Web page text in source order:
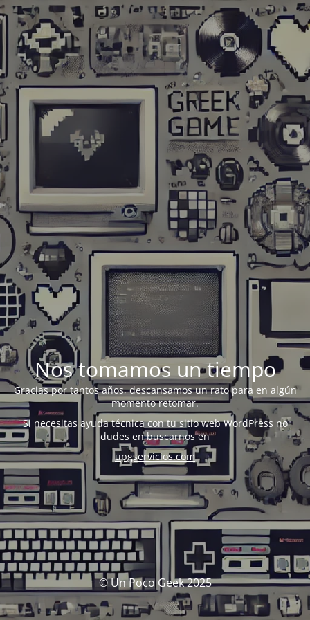
Nos tomamos un tiempo
Gracias por tantos años, descansamos un rato para en algún
momento retomar.
Si necesitas ayuda técnica con tu sitio web WordPress no
dudes en buscarnos en
upgservicios.com
© Un Poco Geek 2025